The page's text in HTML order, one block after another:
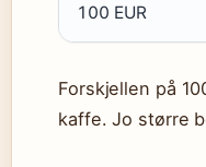
100 EUR
Forskjellen på
kaffe. Jo større